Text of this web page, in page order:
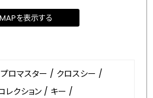
MAPを表示する
プロマスター / クロスシー /
レクション / キー /